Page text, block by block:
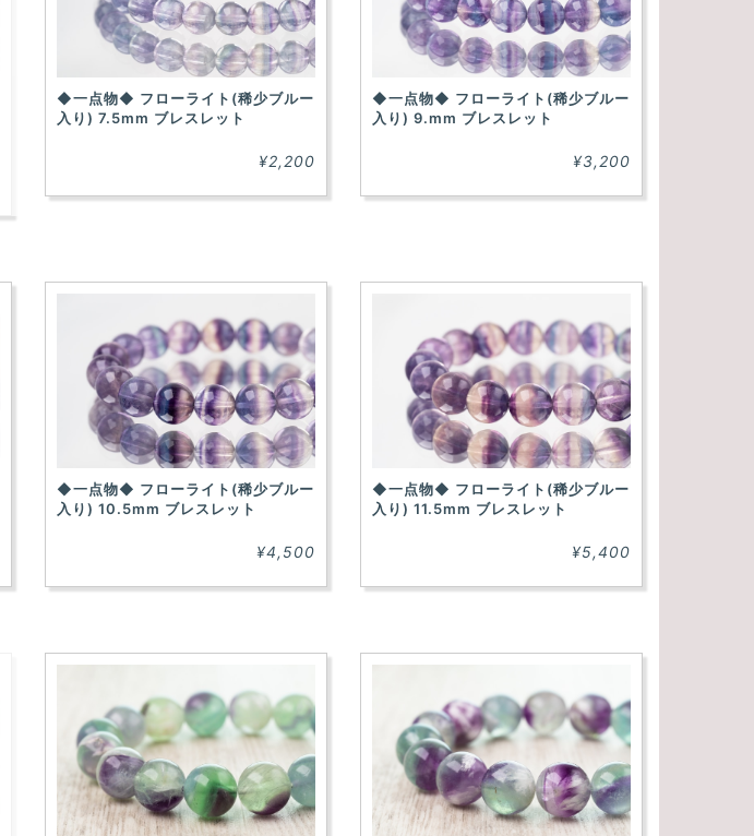
◆一点物◆ フローライト(稀少ブルー
入り) 7.5mm ブレスレット
¥2,200
◆一点物◆ フローライト(稀少ブルー
入り) 9.mm ブレスレット
¥3,200
◆一点物◆ フローライト(稀少ブルー
入り) 10.5mm ブレスレット
¥4,500
◆一点物◆ フローライト(稀少ブルー
入り) 11.5mm ブレスレット
¥5,400